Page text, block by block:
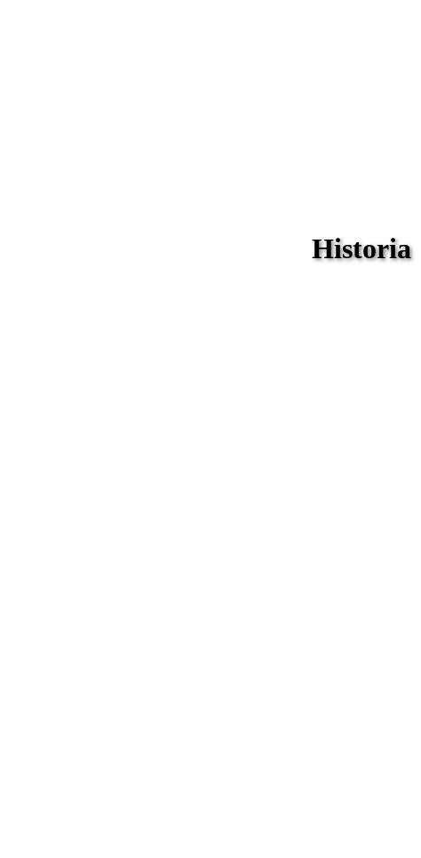
Historia